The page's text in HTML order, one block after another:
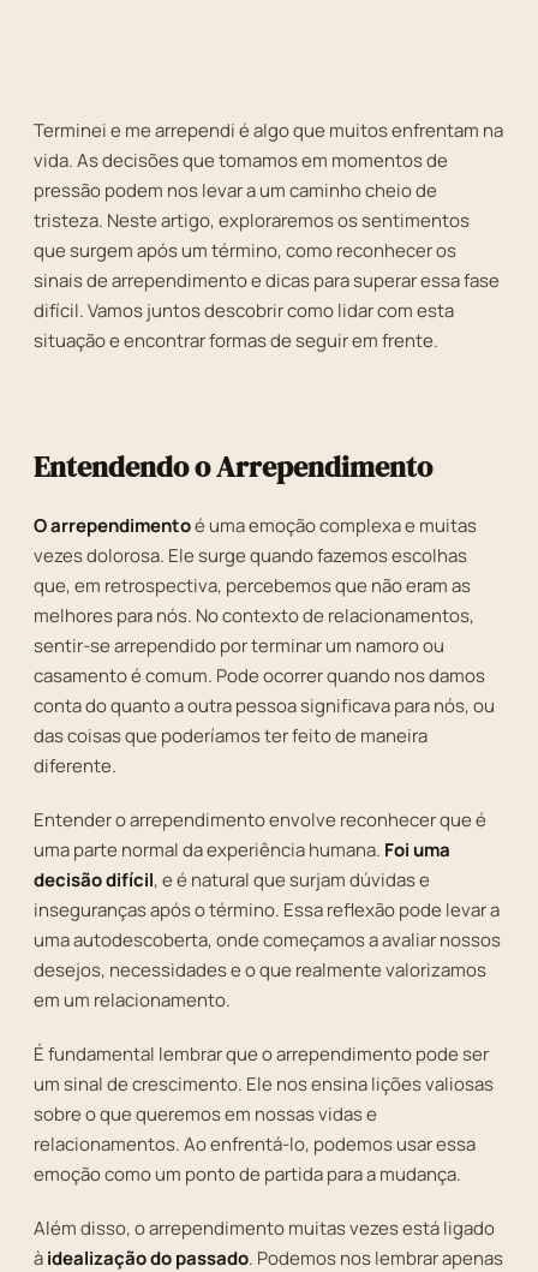
Terminei e me arrependi é algo que muitos enfrentam na
vida. As decisões que tomamos em momentos de
pressão podem nos levar a um caminho cheio de
tristeza. Neste artigo, exploraremos os sentimentos
que surgem após um término, como reconhecer os
sinais de arrependimento e dicas para superar essa fase
difícil. Vamos juntos descobrir como lidar com esta
situação e encontrar formas de seguir em frente.
Entendendo o Arrependimento
O arrependimentoé uma emoção complexa e muitas
vezes dolorosa. Ele surge quando fazemos escolhas
que, em retrospectiva, percebemos que não eram as
melhores para nós. No contexto de relacionamentos,
sentir-se arrependido por terminar um namoro ou
casamento é comum. Pode ocorrer quando nos damos
conta do quanto a outra pessoa significava para nós, ou
das coisas que poderíamos ter feito de maneira
diferente.
Entender o arrependimento envolve reconhecer que é
uma parte normal da experiência humana. Foi uma
decisão difícil, e é natural que surjam dúvidas e
inseguranças após o término. Essa reflexão pode levar a
uma autodescoberta, onde começamos a avaliar nossos
desejos, necessidades e o que realmente valorizamos
em um relacionamento.
É fundamental lembrar que o arrependimento pode ser
um sinal de crescimento. Ele nos ensina lições valiosas
sobre o que queremos em nossas vidas e
relacionamentos. Ao enfrentá-lo, podemos usar essa
emoção como um ponto de partida para a mudança.
Além disso, o arrependimento muitas vezes está ligado
àidealização do passado. Podemos nos lembrar apenas